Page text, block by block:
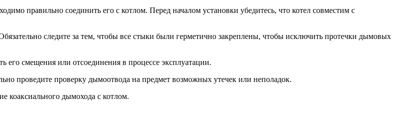
правильно соединить его с котлом. Перед началом установки убедитесь, что котел совместим с
следите за тем, чтобы все стыки были герметично закреплены, чтобы исключить протечки дымовых
смещения или отсоединения в процессе эксплуатации.
проведите проверку дымоотвода на предмет возможных утечек или неполадок.
коаксиального дымохода с котлом.